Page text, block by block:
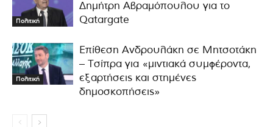
Πολιτική
Δημήτρη Αβραμόπουλου για το
Qatargate
Πολιτική
Επίθεση Ανδρουλάκη σε Μητσοτάκη
– Τσίπρα για «μιντιακά συμφέροντα,
εξαρτήσεις και στημένες
δημοσκοπήσεις»